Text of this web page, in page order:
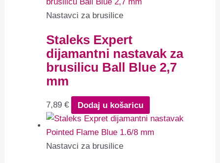
Nastavci za brusilice
Staleks Expert
dijamantni nastavak za
brusilicu Ball Blue 2,7
mm
7,89€ Dodaj u košaricu
Nastavci za brusilice